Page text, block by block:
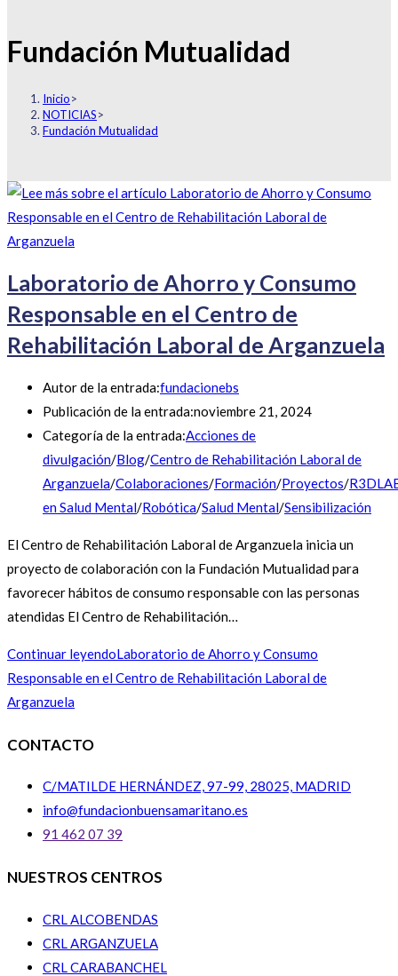
Fundación Mutualidad
Inicio>
NOTICIAS>
Fundación Mutualidad
Laboratorio de Ahorro y Consumo
Responsable en el Centro de
Rehabilitación Laboral de Arganzuela
Autor de la entrada:fundacionebs
Publicación de la entrada:noviembre 21, 2024
Categoría de la entrada:Acciones de
divulgación/Blog/Centro de Rehabilitación Laboral de
Arganzuela/Colaboraciones/Formación/Proyectos/
en Salud Mental/Robótica/Salud Mental/Sensibilización
El Centro de Rehabilitación Laboral de Arganzuela inicia un
proyecto de colaboración con la Fundación Mutualidad para
favorecer hábitos de consumo responsable con las personas
atendidas El Centro de Rehabilitación…
Continuar leyendoLaboratorio de Ahorro y Consumo
Responsable en el Centro de Rehabilitación Laboral de
Arganzuela
CONTACTO
C/MATILDE HERNÁNDEZ, 97-99, 28025, MADRID
info@fundacionbuensamaritano.es
91 462 07 39
NUESTROS CENTROS
CRL ALCOBENDAS
CRL ARGANZUELA
CRL CARABANCHEL